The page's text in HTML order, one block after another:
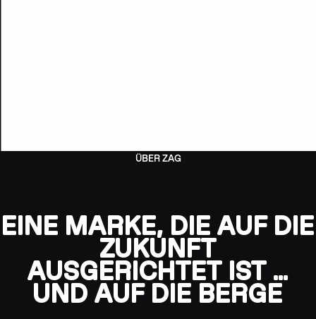
ÜBER ZAG
EINE MARKE, DIE AUF DIE
ZUKUNFT
AUSGERICHTET IST …
UND AUF DIE BERGE